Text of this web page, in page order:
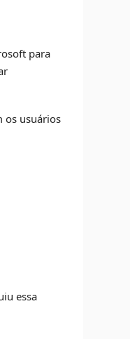
para
os usuários
essa